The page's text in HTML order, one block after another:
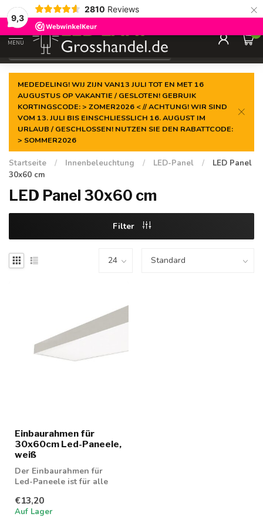
9,3
2810 Reviews ×
Garantiert derniedrigste Preis
MENU
0
MEDEDELING! WIJ ZIJN VAN13 JULI TOT EN MET 16
AUGUSTUS OP VAKANTIE / GESLOTEN! GEBRUIK
KORTINGSCODE: > ZOMER2026 < // ACHTUNG! WIR SIND
VOM 13. JULI BIS EINSCHLIESSLICH 16. AUGUST IM
URLAUB / GESCHLOSSEN! NUTZEN SIE DEN RABATTCODE:
> SOMMER2026
Startseite / Innenbeleuchtung / LED-Panel /
LED Panel
30x60 cm
LED Panel 30x60 cm
Filter
Einbaurahmen für
30x60cm Led-Paneele,
weiß
Der Einbaurahmen für
Led-Paneele ist für alle
Paneele geeigne...
€13,20
Auf Lager